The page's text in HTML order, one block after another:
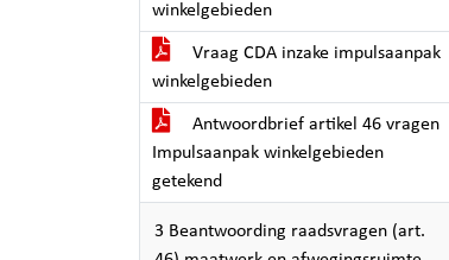
winkelgebieden
Vraag CDA inzake impulsaanpak
winkelgebieden
Antwoordbrief artikel 46 vragen
Impulsaanpak winkelgebieden
getekend
3 Beantwoording raadsvragen (art.